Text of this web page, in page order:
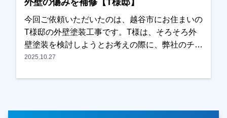
とのお言葉をいただき、ご満足いただけたようで
私たちも大変嬉しく思っております。この度は大
切なお住まいの外壁塗装・屋根塗装工事をお任せ
いただき、誠にありがとうございました。
今回ご依頼いただいたのは、越谷市にお住まいの
T様邸の外壁塗装工事です。T様は、そろそろ外
壁塗装を検討しようとお考えの際に、弊社のチラ
シをご覧いただき、口コミなども確認されたうえ
2025.10.27